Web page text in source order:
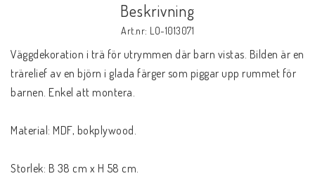
Beskrivning
Art.nr: LO-1013071
Väggdekoration i trä för utrymmen där barn vistas. Bilden är en
trärelief av en björn i glada färger som piggar upp rummet för
barnen. Enkel att montera.
Material: MDF, bokplywood.
Storlek: B 38 cm x H 58 cm.